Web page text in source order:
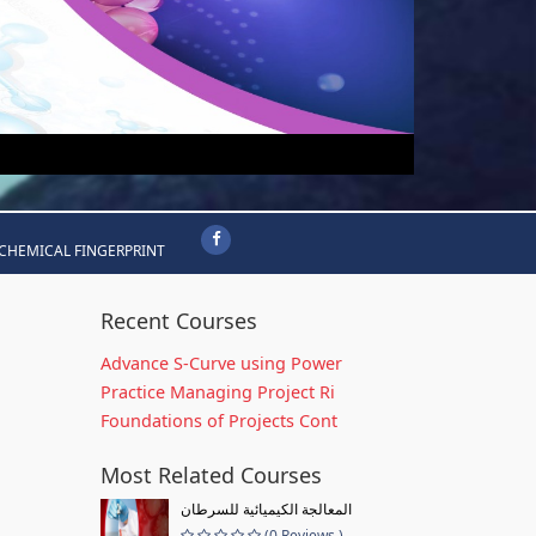
FINGERPRINT
Recent Courses
Advance S-Curve using Power
Practice Managing Project Ri
Foundations of Projects Cont
Most Related Courses
المعالجة الكيميائية للسرطان